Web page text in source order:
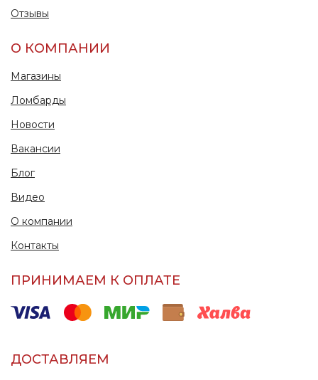
Отзывы
О КОМПАНИИ
Магазины
Ломбарды
Новости
Вакансии
Блог
Видео
О компании
Контакты
ПРИНИМАЕМ К ОПЛАТЕ
ДОСТАВЛЯЕМ